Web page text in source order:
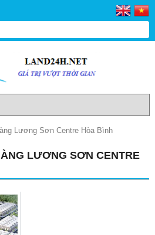
Lương Sơn Centre Hòa Bình
LƯƠNG SƠN CENTRE